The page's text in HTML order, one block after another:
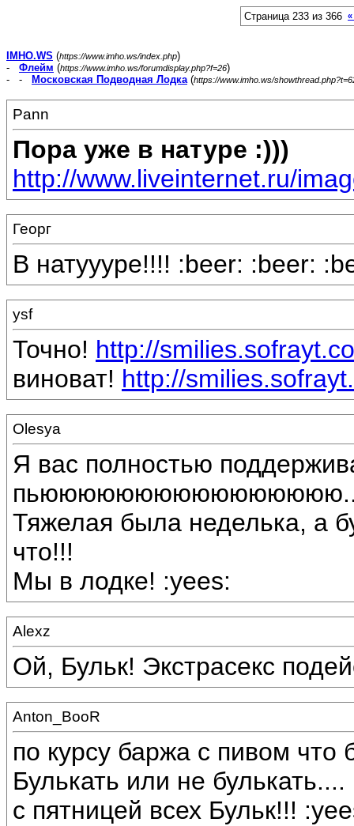
Страница 233 из 366 «
IMHO.WS (https://www.imho.ws/index.php)
- Флейм (https://www.imho.ws/forumdisplay.php?f=26)
- -
Московская Подводная Лодка(https://www.imho.ws/
Pann
Пора уже в натуре :)))
http://www.liveinternet.ru/
Георг
В натуууре!!!! :beer: :beer:
ysf
Точно! http://
виноват! http://
Olesya
Я вас полностью
Тяжелая была неделька, а
что!!!
Мы в лодке! :yees:
Alexz
Ой, Бульк! Экстрасекс
Anton_BooR
по курсу баржа с пивом что
Булькать или не
с пятницей всех Бульк!!!